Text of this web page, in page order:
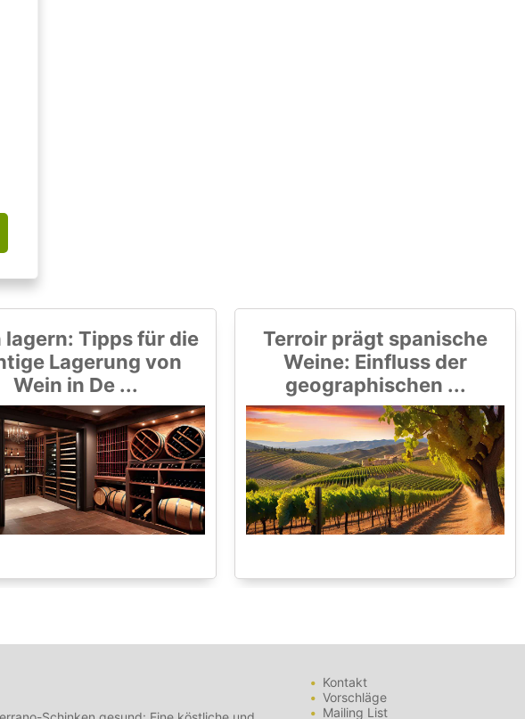
lagern: Tipps für die
Lagerung von
Wein in De ...
Terroir prägt spanische
Weine: Einfluss der
geographischen ...
Kontakt
Vorschläge
Mailing List